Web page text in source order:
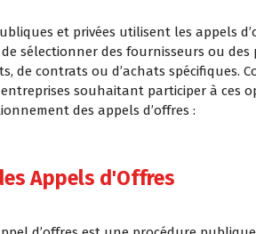
et privées utilisent les appels
sélectionner des fournisseurs ou des
de contrats ou d’achats spécifiques.
souhaitant participer à ces
des appels d’offres :
Appels d'Offres